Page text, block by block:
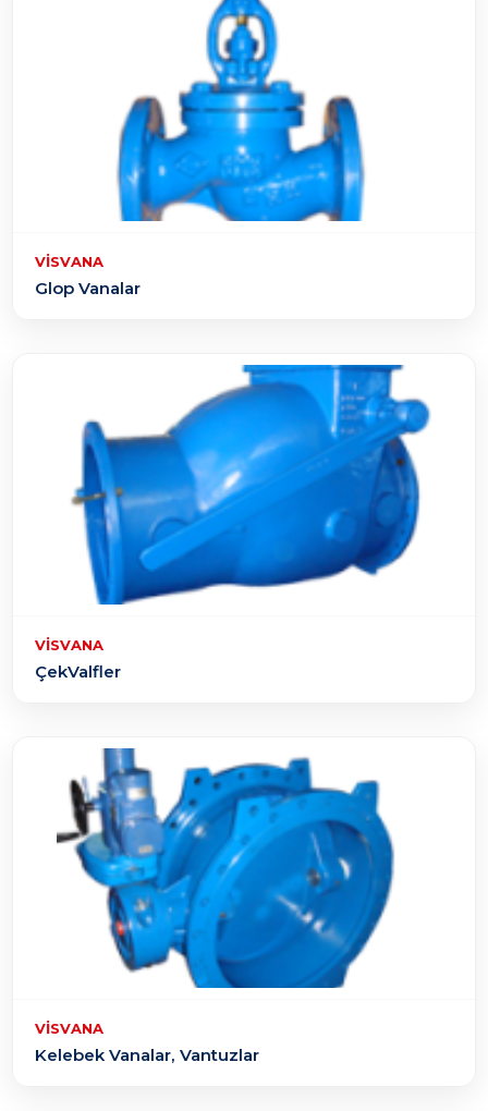
VISVANA
Glop Vanalar
VISVANA
ÇekValfler
VISVANA
Kelebek Vanalar, Vantuzlar